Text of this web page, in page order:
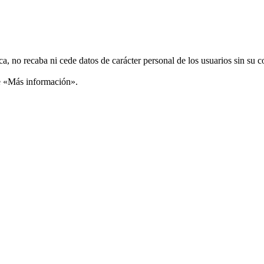
recaba ni cede datos de carácter personal de los usuarios sin su
«Más información».